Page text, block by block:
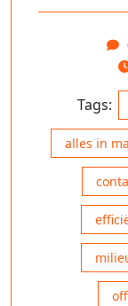
Tags:
alles in